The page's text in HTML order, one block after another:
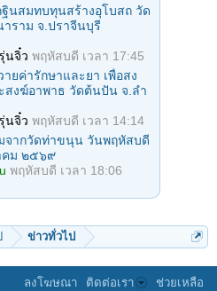
นสมทบทุนสร้างอุโบสถ วัด
ราม จ.ปราจีนบุรี
นจิ๋ว พฤหัสบดี เวลา 17:45
ยค่ารักษาและยา เพื่อสง
สงฆ์อาพาธ วัดต้นปัน จ.ลํา
นจิ๋ว พฤหัสบดี เวลา 14:14
จากวัดท่าขนุน วันพฤหัสบดี
คม ๒๕๖๙
พฤหัสบดี เวลา 18:06
ข่าวทั่วไป
ลงโฆษณา ติดต่อเรา ช่วยเหลือ